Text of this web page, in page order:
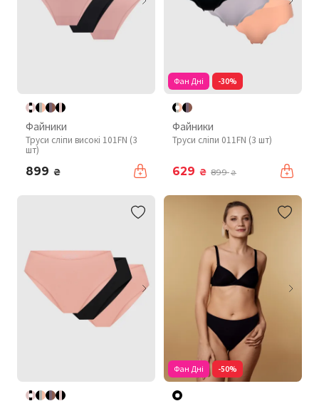
Файники
Труси сліпи високі 101FN (3
шт)
899 ₴
Фан Дні -30%
Файники
Труси сліпи 011FN (3 шт)
629 ₴ 899₴
Фан Дні -50%